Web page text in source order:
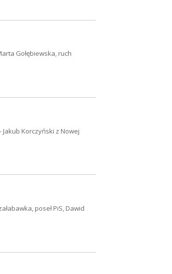
Gołębiewska, ruch
Korczyński z Nowej
poseł PiS, Dawid